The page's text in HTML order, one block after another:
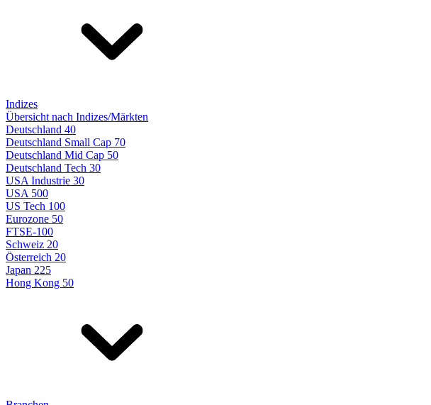
Indizes
Übersicht nach Indizes/Märkten
Deutschland 40
Deutschland Small Cap 70
Deutschland Mid Cap 50
Deutschland Tech 30
USA Industrie 30
USA 500
US Tech 100
Eurozone 50
FTSE-100
Schweiz 20
Österreich 20
Japan 225
Hong Kong 50